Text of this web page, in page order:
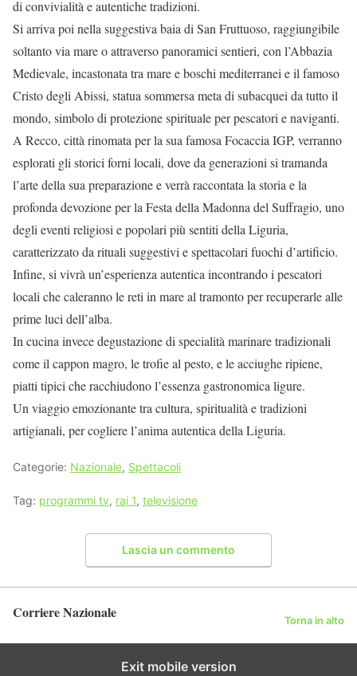
di convivialità e autentiche tradizioni.
Si arriva poi nella suggestiva baia di San Fruttuoso, raggiungibile
soltanto via mare o attraverso panoramici sentieri, con l’Abbazia
Medievale, incastonata tra mare e boschi mediterranei e il famoso
Cristo degli Abissi, statua sommersa meta di subacquei da tutto il
mondo, simbolo di protezione spirituale per pescatori e naviganti.
A Recco, città rinomata per la sua famosa Focaccia IGP, verranno
esplorati gli storici forni locali, dove da generazioni si tramanda
l’arte della sua preparazione e verrà raccontata la storia e la
profonda devozione per la Festa della Madonna del Suffragio, uno
degli eventi religiosi e popolari più sentiti della Liguria,
caratterizzato da rituali suggestivi e spettacolari fuochi d’artificio.
Infine, si vivrà un’esperienza autentica incontrando i pescatori
locali che caleranno le reti in mare al tramonto per recuperarle alle
prime luci dell’alba.
In cucina invece degustazione di specialità marinare tradizionali
come il cappon magro, le trofie al pesto, e le acciughe ripiene,
piatti tipici che racchiudono l’essenza gastronomica ligure.
Un viaggio emozionante tra cultura, spiritualità e tradizioni
artigianali, per cogliere l’anima autentica della Liguria.
Categorie: Nazionale, Spettacoli
Tag: programmi tv, rai 1, televisione
Lascia un commento
Corriere Nazionale Torna in alto
Exit mobile version